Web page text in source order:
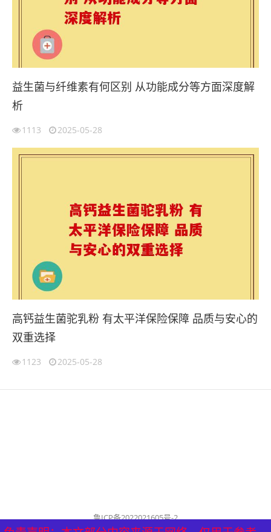
益生菌与纤维素有何区别 从功能成分等方面深度解
析
1113 2025-05-28
高钙益生菌驼乳粉 有太平洋保险保障 品质与安心的
双重选择
1123 2025-05-28
鲁ICP备2022021605号-2
公司名称：历城泰山健康管理中心